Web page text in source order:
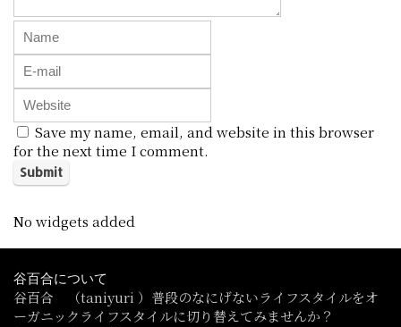
Save my name, email, and website in this browser
for the next time I comment.
No widgets added
谷百合について
谷百合 （taniyuri ）普段のなにげないライフスタイルをオ
ーガニックライフスタイルに切り替えてみませんか？